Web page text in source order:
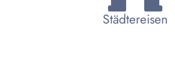
Städtereisen